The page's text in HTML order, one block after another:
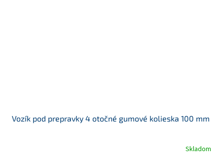
Vozík pod prepravky 4 otočné gumové kolieska 100 mm
Skladom